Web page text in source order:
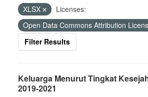
XLSX
Licenses:
Open Data Commons Attribution
Filter Results
Keluarga Menurut Tingkat
2019-2021